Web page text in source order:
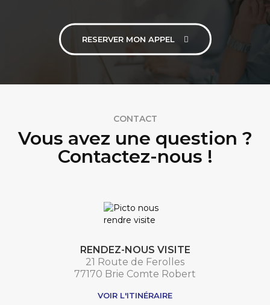
RESERVER MON APPEL
CONTACT
Vous avez une question ?
Contactez-nous !
RENDEZ-NOUS VISITE
21 Route de Ferolles
77170 Brie Comte Robert
VOIR L'ITINÉRAIRE